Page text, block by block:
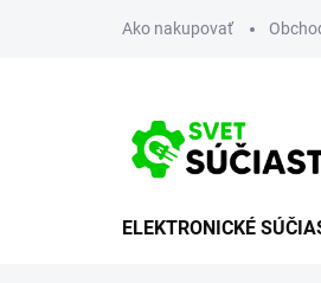
Ako nakupovať
ELEKTRONICKÉ